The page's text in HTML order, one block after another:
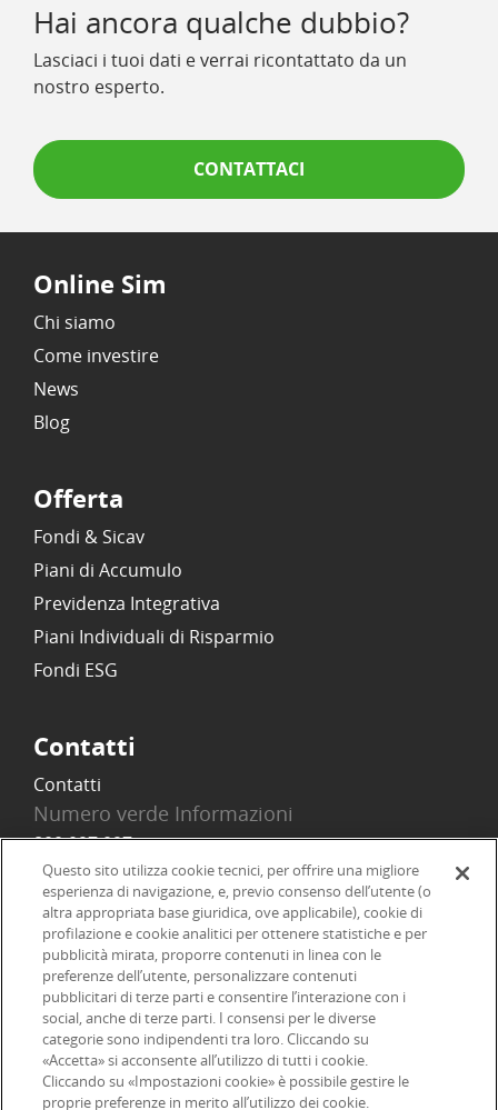
Hai ancora qualche dubbio?
Lasciaci i tuoi dati e verrai ricontattato da un
nostro esperto.
CONTATTACI
Online Sim
Chi siamo
Come investire
News
Blog
Offerta
Fondi & Sicav
Piani di Accumulo
Previdenza Integrativa
Piani Individuali di Risparmio
Fondi ESG
Contatti
Contatti
Numero verde Informazioni
800 097 097
Email
info@onlinesim.it
Social
©2026 Online SIM, società del gruppo bancario ERSEL - P.IVA
Questo sito utilizza cookie tecnici, per offrire una migliore
esperienza di navigazione, e, previo consenso dell’utente (o
altra appropriata base giuridica, ove applicabile), cookie di
profilazione e cookie analitici per ottenere statistiche e per
pubblicità mirata, proporre contenuti in linea con le
preferenze dell’utente, personalizzare contenuti
pubblicitari di terze parti e consentire l’interazione con i
social, anche di terze parti. I consensi per le diverse
categorie sono indipendenti tra loro. Cliccando su
«Accetta» si acconsente all’utilizzo di tutti i cookie.
Cliccando su «Impostazioni cookie» è possibile gestire le
proprie preferenze in merito all’utilizzo dei cookie.